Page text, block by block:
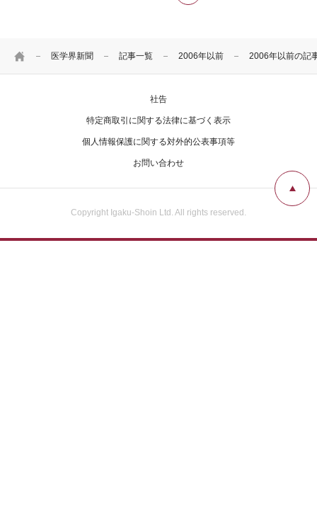
HOME 医学界新聞 記事一覧 2006年以前 2006年以前の記
社告
特定商取引に関する法律に基づく表示
個人情報保護に関する対外的公表事項等
お問い合わせ
Copyright Igaku-Shoin Ltd. All rights reserved.